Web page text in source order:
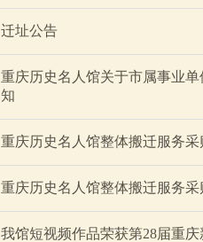
迁址公告
重庆历史名人馆关于市属事业
知
重庆历史名人馆整体搬迁服务
重庆历史名人馆整体搬迁服务采
我馆短视频作品荣获第28届重